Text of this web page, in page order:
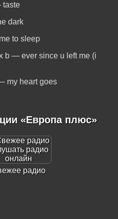
taste
dark
to sleep
b — ever since u left me (i
my heart goes
«Европа плюс»
радио